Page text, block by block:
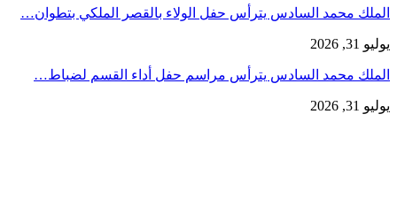
الملك محمد السادس يترأس حفل الولاء بالقصر الملكي بتطوان…
يوليو 31, 2026
الملك محمد السادس يترأس مراسم حفل أداء القسم لضباط…
يوليو 31, 2026